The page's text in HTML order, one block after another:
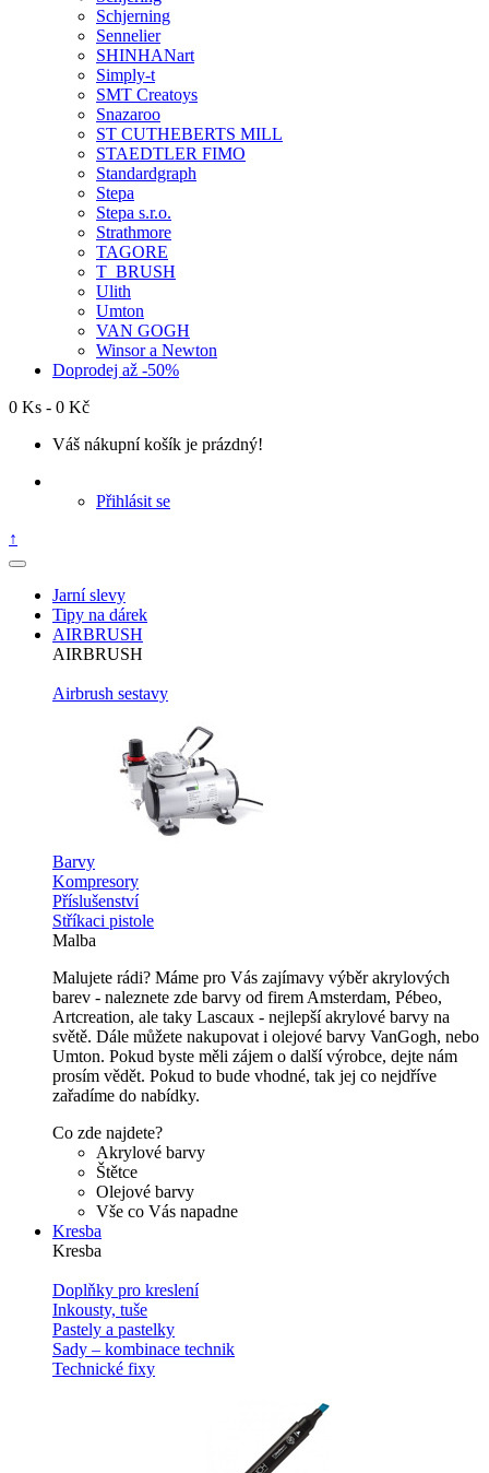
Schjerning
Sennelier
SHINHANart
Simply-t
SMT Creatoys
Snazaroo
ST CUTHEBERTS MILL
STAEDTLER FIMO
Standardgraph
Stepa
Stepa s.r.o.
Strathmore
TAGORE
T_BRUSH
Ulith
Umton
VAN GOGH
Winsor a Newton
Doprodej až -50%
0 Ks - 0 Kč
Váš nákupní košík je prázdný!
Přihlásit se
↑
Jarní slevy
Tipy na dárek
AIRBRUSH
AIRBRUSH
Airbrush sestavy
Barvy
Kompresory
Příslušenství
Stříkaci pistole
Malba
Malujete rádi? Máme pro Vás zajímavy výběr akrylových
barev - naleznete zde barvy od firem Amsterdam, Pébeo,
Artcreation, ale taky Lascaux - nejlepší akrylové barvy na
světě. Dále můžete nakupovat i olejové barvy VanGogh, nebo
Umton. Pokud byste měli zájem o další výrobce, dejte nám
prosím vědět. Pokud to bude vhodné, tak jej co nejdříve
zařadíme do nabídky.
Co zde najdete?
Akrylové barvy
Štětce
Olejové barvy
Vše co Vás napadne
Kresba
Kresba
Doplňky pro kreslení
Inkousty, tuše
Pastely a pastelky
Sady – kombinace technik
Technické fixy